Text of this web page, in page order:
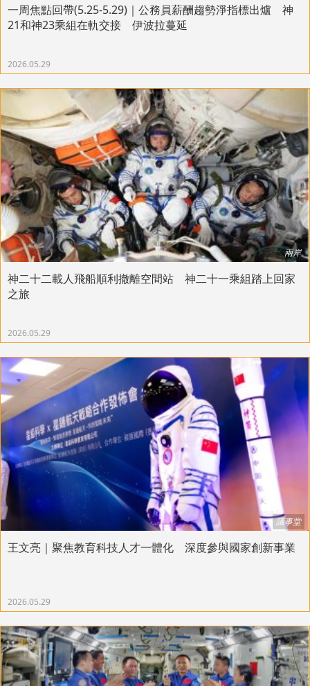
一周焦點回帶(5.25-5.29)｜公務員薪酬趨勢淨指標出爐 神
21和神23乘組在軌交接 伊波拉蔓延
2026.05.29
兩岸
神二十二載人飛船順利撤離空間站 神二十一乘組踏上回家
之旅
2026.05.29
議事堂
王文亮｜聚焦教育科技人才一體化 深度參與國家創新事業
2026.05.29